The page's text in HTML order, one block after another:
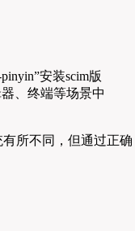
安装scim版
、终端等场景中
所不同，但通过正确